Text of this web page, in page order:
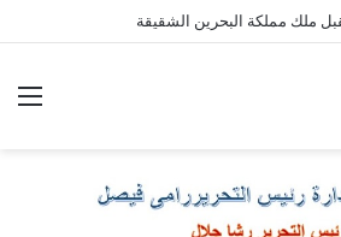
ملك مملكة البحرين الشقيقة